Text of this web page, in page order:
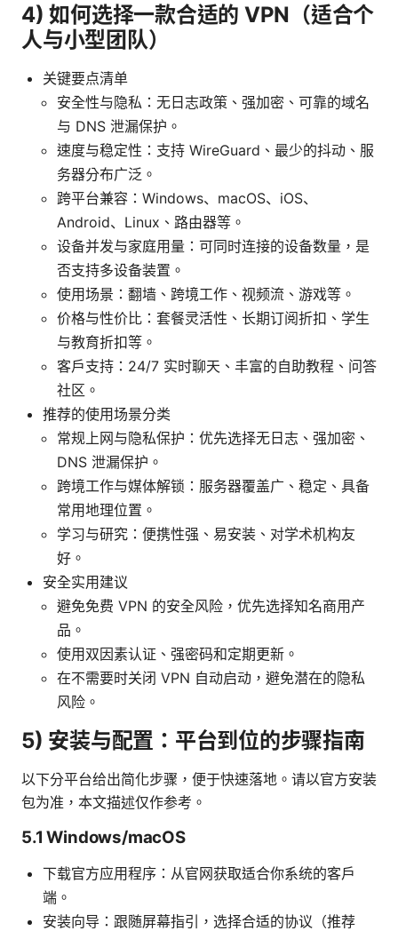
4) 如何选择一款合适的 VPN（适合个
人与小型团队）
关键要点清单
安全性与隐私：无日志政策、强加密、可靠的域名
与 DNS 泄漏保护。
速度与稳定性：支持 WireGuard、最少的抖动、服
务器分布广泛。
跨平台兼容：Windows、macOS、iOS、
Android、Linux、路由器等。
设备并发与家庭用量：可同时连接的设备数量，是
否支持多设备装置。
使用场景：翻墙、跨境工作、视频流、游戏等。
价格与性价比：套餐灵活性、长期订阅折扣、学生
与教育折扣等。
客户支持：24/7 实时聊天、丰富的自助教程、问答
社区。
推荐的使用场景分类
常规上网与隐私保护：优先选择无日志、强加密、
DNS 泄漏保护。
跨境工作与媒体解锁：服务器覆盖广、稳定、具备
常用地理位置。
学习与研究：便携性强、易安装、对学术机构友
好。
安全实用建议
避免免费 VPN 的安全风险，优先选择知名商用产
品。
使用双因素认证、强密码和定期更新。
在不需要时关闭 VPN 自动启动，避免潜在的隐私
风险。
5) 安装与配置：平台到位的步骤指南
以下分平台给出简化步骤，便于快速落地。请以官方安装
包为准，本文描述仅作参考。
5.1 Windows/macOS
下载官方应用程序：从官网获取适合你系统的客户
端。
安装向导：跟随屏幕指引，选择合适的协议（推荐